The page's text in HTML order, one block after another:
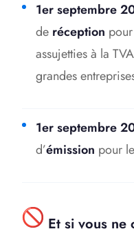
1er septembre
de réception
assujetties à la
grandes
1er septembre
d’émission pour
Et si vous ne